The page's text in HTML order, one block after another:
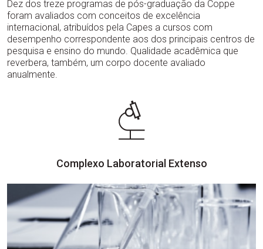
Dez dos treze programas de pós-graduação da Coppe
foram avaliados com conceitos de excelência
internacional, atribuídos pela Capes a cursos com
desempenho correspondente aos dos principais centros de
pesquisa e ensino do mundo. Qualidade acadêmica que
reverbera, também, um corpo docente avaliado
anualmente.
Complexo Laboratorial Extenso